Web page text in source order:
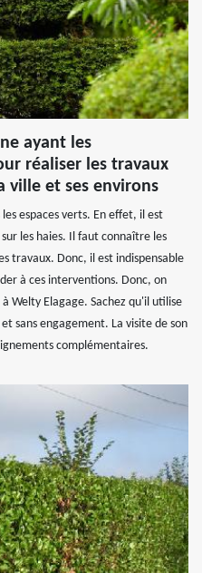
ayant les
réaliser les travaux
ville et ses environs
espaces verts. En effet, il est
les haies. Il faut connaître les
travaux. Donc, il est indispensable
à ces interventions. Donc, on
Welty Elagage. Sachez qu'il utilise
sans engagement. La visite de son
complémentaires.